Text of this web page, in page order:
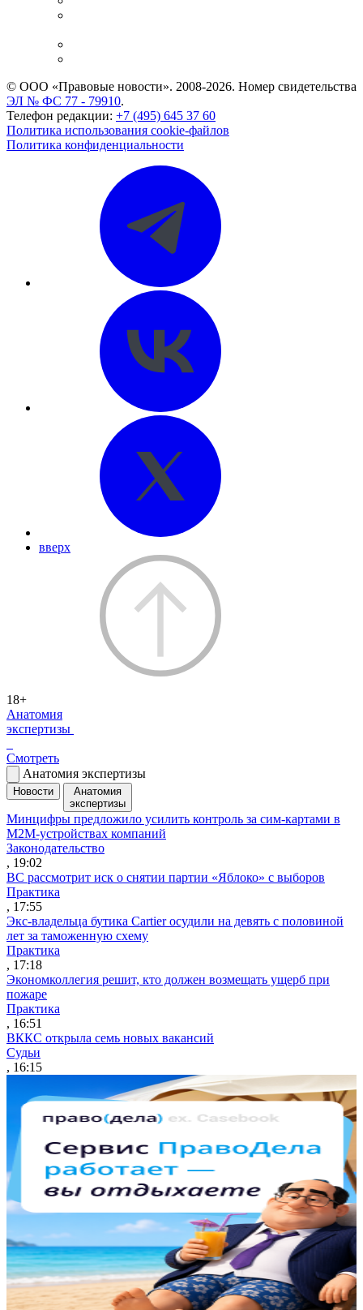
© ООО «Правовые новости». 2008-2026. Номер свидетельства
ЭЛ № ФС 77 - 79910.
Телефон редакции: +7 (495) 645 37 60
Политика использования cookie-файлов
Политика конфиденциальности
вверх
18+
Анатомия
экспертизы
Смотреть
Анатомия экспертизы
Новости
Анатомия
экспертизы
Минцифры предложило усилить контроль за сим-картами в
M2M-устройствах компаний
Законодательство
, 19:02
ВС рассмотрит иск о снятии партии «Яблоко» с выборов
Практика
, 17:55
Экс-владельца бутика Cartier осудили на девять с половиной
лет за таможенную схему
Практика
, 17:18
Экономколлегия решит, кто должен возмещать ущерб при
пожаре
Практика
, 16:51
ВККС открыла семь новых вакансий
Судьи
, 16:15